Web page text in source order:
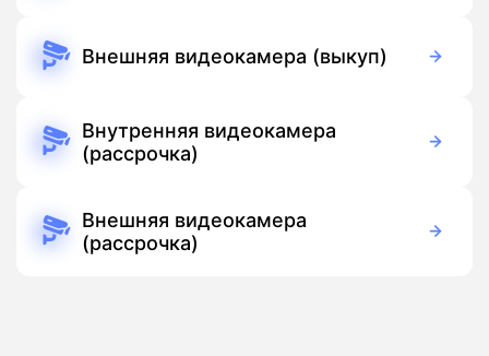
Подписка
Внешняя видеокамера (выкуп)
ПодпискаВнутренняя видеокамера
(рассрочка)
ПодпискаВнешняя видеокамера
(рассрочка)